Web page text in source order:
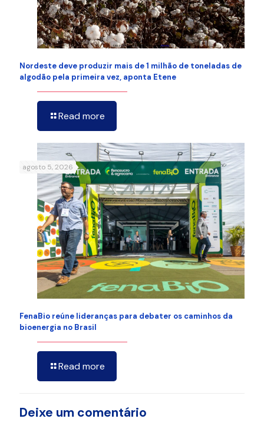
Nordeste deve produzir mais de 1 milhão de toneladas de
algodão pela primeira vez, aponta Etene
Read more
agosto 5, 2026
FenaBio reúne lideranças para debater os caminhos da
bioenergia no Brasil
Read more
Deixe um comentário